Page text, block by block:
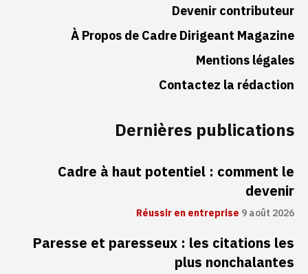
Devenir contributeur
À Propos de Cadre Dirigeant Magazine
Mentions légales
Contactez la rédaction
Dernières publications
Cadre à haut potentiel : comment le
devenir
Réussir en entreprise 9 août 2026
Paresse et paresseux : les citations les
plus nonchalantes